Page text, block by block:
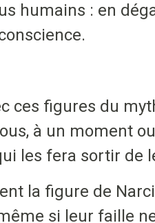
humains : en
ces figures du
à un moment
les fera sortir de
la figure de
si leur faille